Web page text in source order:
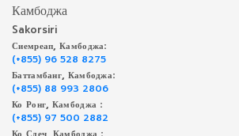
Камбоджа
Sakorsiri
Сиемреап, Камбоджа:
(+855) 96 528 8275
Баттамбанг, Камбоджа:
(+855) 88 993 2806
Ко Ронг, Камбоджа :
(+855) 97 500 2882